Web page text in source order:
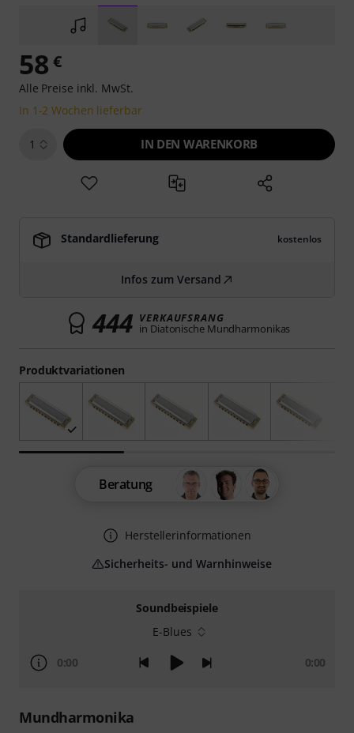
Soundbeispiele
E-Blues
0:00 0:00
Mundharmonika
Produktvariationen
58 €
Alle Preise inkl. MwSt.
In 1-2 Wochen lieferbar
1 IN DEN WARENKORB
Standardlieferung kostenlos
Infos zum Versand
444 VERKAUFSRANG
in Diatonische Mundharmonikas
Beratung
Herstellerinformationen
Sicherheits- und Warnhinweise